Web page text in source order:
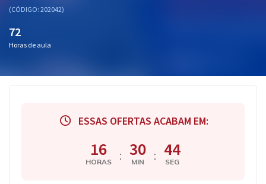
OAB
Mentorias
(CÓDIGO: 202042)
72
Horas de aula
ESSAS OFERTAS ACABAM EM:
16
HORAS : 30
MIN : 43
SEG